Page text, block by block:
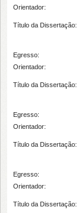
Orientador:
Título da Dissertação:
Egresso:
Orientador:
Título da Dissertação:
Egresso:
Orientador:
Título da Dissertação:
Egresso:
Orientador:
Título da Dissertação: